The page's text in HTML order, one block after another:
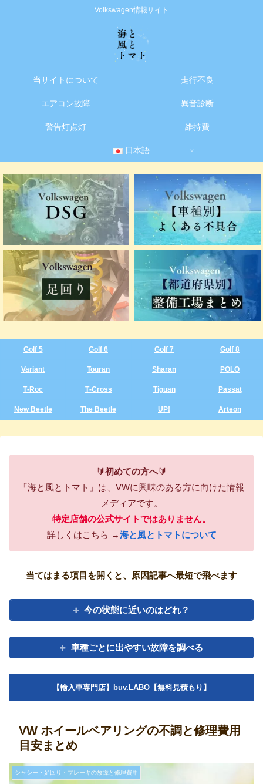
Volkswagen情報サイト
当サイトについて 走行不良
エアコン故障 異音診断
警告灯点灯 維持費
日本語
Golf 5 Golf 6 Golf 7 Golf 8
Variant Touran Sharan POLO
T‑Roc T‑Cross Tiguan Passat
New Beetle The Beetle UP! Arteon
🔰初めての方へ🔰
「海と風とトマト」は、VWに興味のある方に向けた情報
メディアです。
特定店舗の公式サイトではありません。
詳しくはこちら →海と風とトマトについて
当てはまる項目を開くと、原因記事へ最短で飛べます
今の状態に近いのはどれ？
車種ごとに出やすい故障を調べる
【輸入車専門店】buv.LABO【無料見積もり】
VW ホイールベアリングの不調と修理費用
目安まとめ
シャシー・足回り・ブレーキの故障と修理費用